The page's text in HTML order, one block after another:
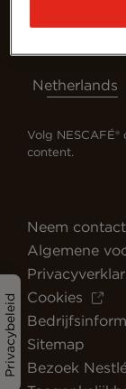
Privacybeleid
Netherlands
Volg
content.
Neem
Algemene
Cookies
Sitemap
Bezoek